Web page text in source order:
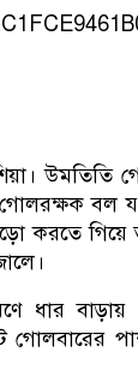
বল
করতে গিয়ে
ধার বাড়ায়
গোলবারের